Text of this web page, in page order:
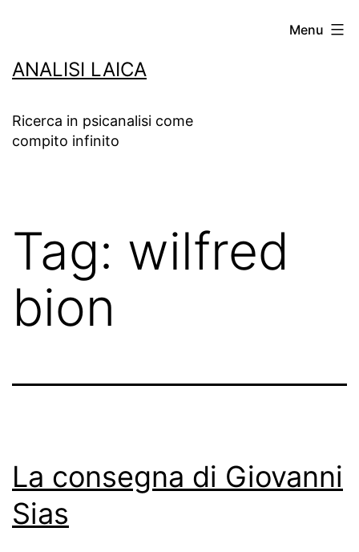
contenuto
ANALISI LAICA
Ricerca in psicanalisi come
compito infinito
Menu
Tag: wilfred
bion
La consegna di Giovanni
Sias